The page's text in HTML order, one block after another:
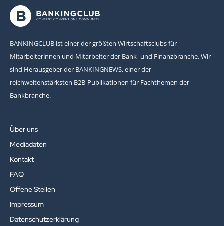
BANKINGCLUB ist einer der größten Wirtschaftsclubs für
Mitarbeiterinnen und Mitarbeiter der Bank- und Finanzbranche. Wir
sind Herausgeber der BANKINGNEWS, einer der
reichweitenstärksten B2B-Publikationen für Fachthemen der
Bankbranche.
Über uns
Mediadaten
Kontakt
FAQ
Offene Stellen
Impressum
Datenschutzerklärung